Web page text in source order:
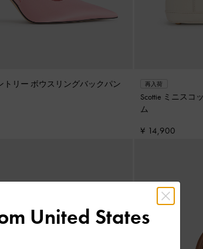
トリー ボウスリングバックパン
再入荷
Scottie ミニスコ
ム
¥ 14,900
United States